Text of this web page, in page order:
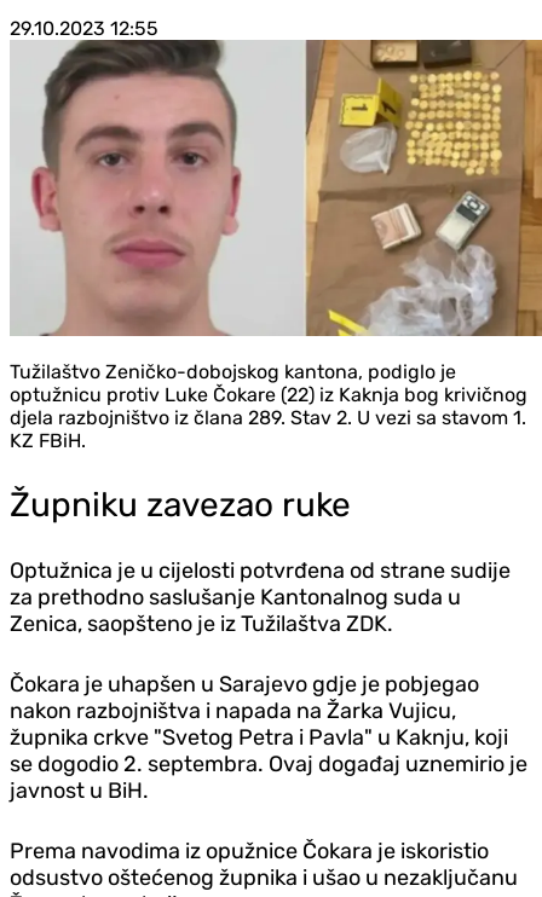
29.10.2023 12:55
Tužilaštvo Zeničko-dobojskog kantona, podiglo je
optužnicu protiv Luke Čokare (22) iz Kaknja bog krivičnog
djela razbojništvo iz člana 289. Stav 2. U vezi sa stavom 1.
KZ FBiH.
Župniku zavezao ruke
Optužnica je u cijelosti potvrđena od strane sudije
za prethodno saslušanje Kantonalnog suda u
Zenica, saopšteno je iz Tužilaštva ZDK.
Čokara je uhapšen u Sarajevo gdje je pobjegao
nakon razbojništva i napada na Žarka Vujicu,
župnika crkve "Svetog Petra i Pavla" u Kaknju, koji
se dogodio 2. septembra. Ovaj događaj uznemirio je
javnost u BiH.
Prema navodima iz opužnice Čokara je iskoristio
odsustvo oštećenog župnika i ušao u nezaključanu